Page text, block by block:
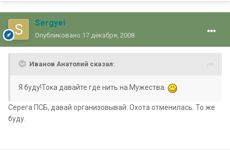
Sergyei
Опубликовано 17 декабря, 2008
Иванов Анатолий сказал:
Я буду!Тока давайте где нить на Мужества.
Серега ПСБ, давай организовывай. Охота отменилась. То же
буду.